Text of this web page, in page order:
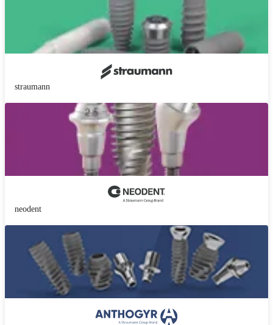
straumann
neodent